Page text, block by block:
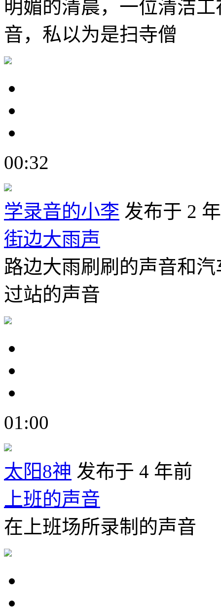
明媚的清晨，一位清洁
音，私以为是扫寺僧
00:32
学录音的小李 发布于 2
街边大雨声
路边大雨刷刷的声音和
过站的声音
01:00
太阳8神 发布于 4 年前
上班的声音
在上班场所录制的声音